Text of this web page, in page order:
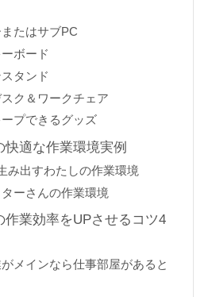
たはサブPC
ボード
タンド
ク＆ワークチェア
プできるグッズ
快適な作業環境実例
み出すわたしの作業環境
ーさんの作業環境
作業効率をUPさせるコツ4
メインなら仕事部屋があると